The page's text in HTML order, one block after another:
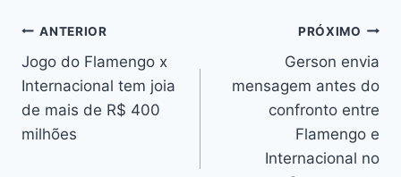
Navegação
de
Post
ANTERIOR
Jogo do Flamengo x
Internacional tem joia
de mais de R$ 400
milhões
PRÓXIMO
Gerson envia
mensagem antes do
confronto entre
Flamengo e
Internacional no